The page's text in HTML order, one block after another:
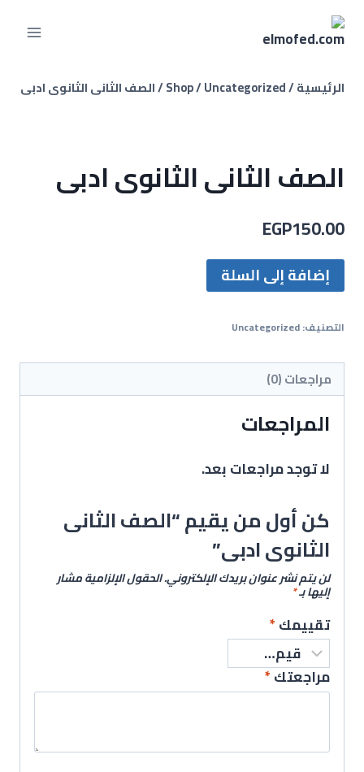
التجاوز
الرئيسية/
Shop/Uncategorized
/الصف الثانى الثانوى ادبى
الصف الثانى الثانوى ادبى
EGP150.00
كمية
الصف
الثانوى
ادبى
إضافة إلى السلة
التصنيف:Uncategorized
مراجعات (0)
المراجعات
لا توجد مراجعات بعد.
كن أول من يقيم “الصف الثانى
الثانوى ادبى”
لن يتم نشر عنوان بريدك الإلكتروني.الحقول الإلزامية مشار
إليها بـ*
تقييمك*
مراجعتك*